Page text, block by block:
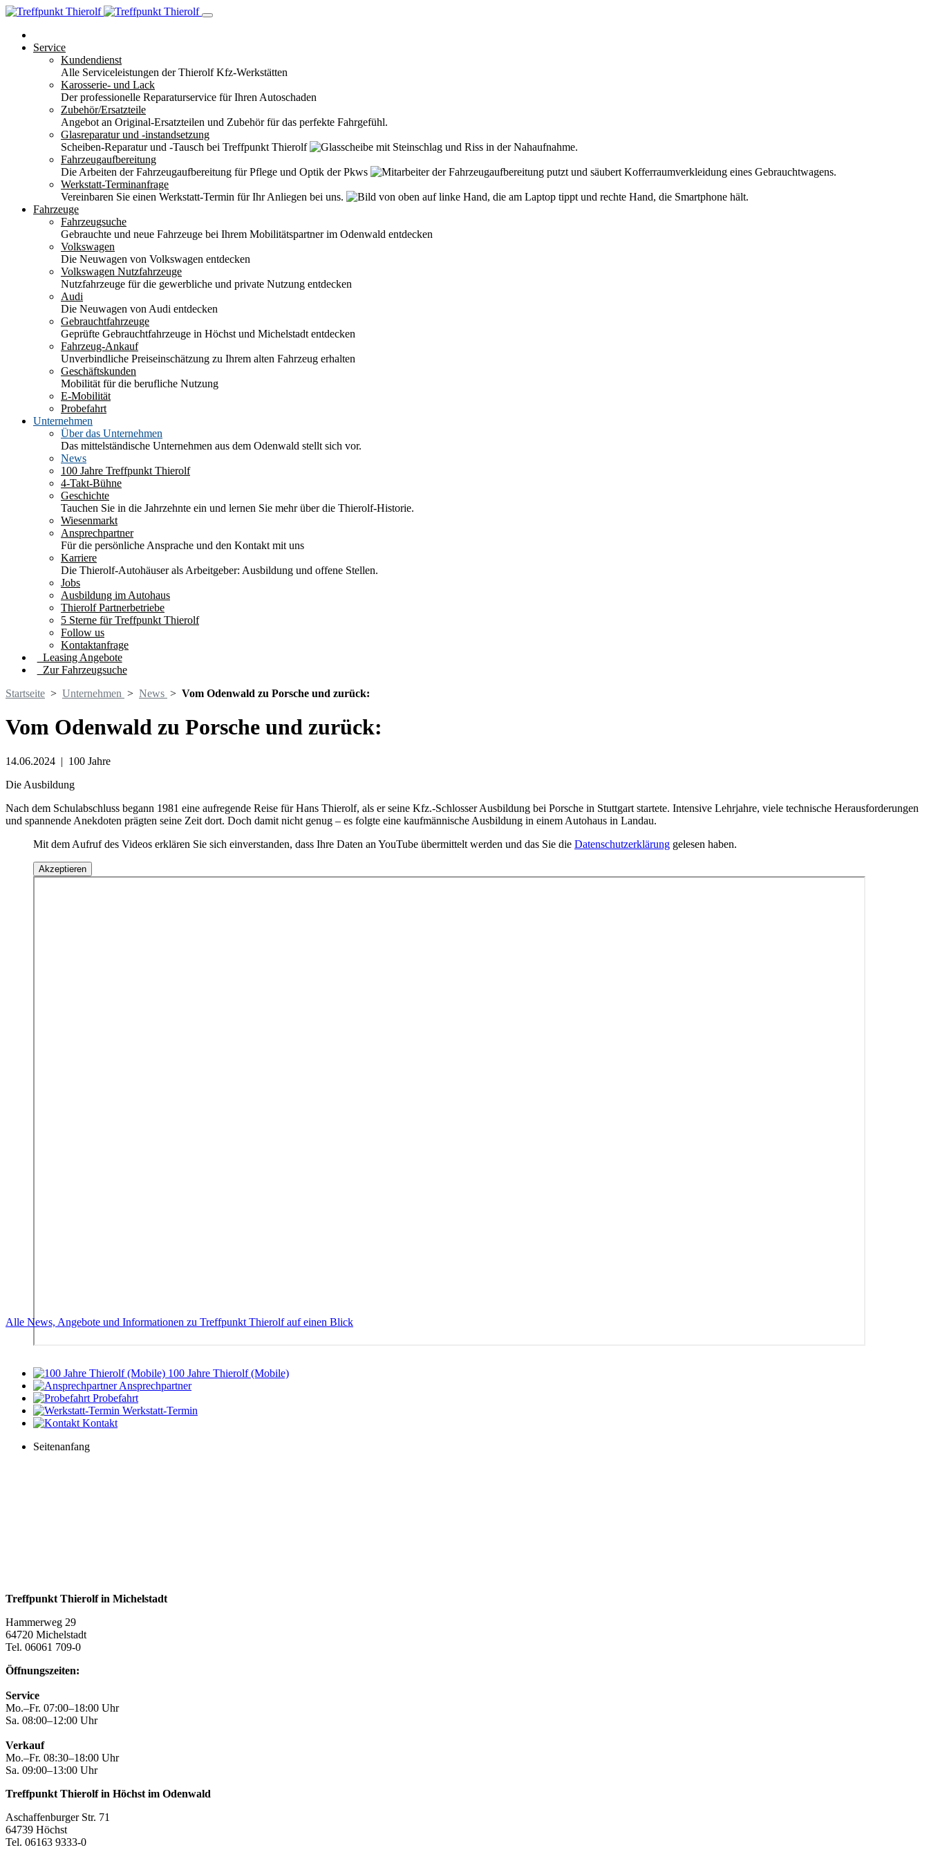
Service
Kundendienst
Alle Serviceleistungen der Thierolf Kfz-Werkstätten
Karosserie- und Lack
Der professionelle Reparaturservice für Ihren Autoschaden
Zubehör/Ersatzteile
Angebot an Original-Ersatzteilen und Zubehör für das perfekte Fahrgefühl.
Glasreparatur und -instandsetzung
Scheiben-Reparatur und -Tausch bei Treffpunkt Thierolf
Fahrzeugaufbereitung
Die Arbeiten der Fahrzeugaufbereitung für Pflege und Optik der Pkws
Werkstatt-Terminanfrage
Vereinbaren Sie einen Werkstatt-Termin für Ihr Anliegen bei uns.
Fahrzeuge
Fahrzeugsuche
Gebrauchte und neue Fahrzeuge bei Ihrem Mobilitätspartner im Odenwald entdecken
Volkswagen
Die Neuwagen von Volkswagen entdecken
Volkswagen Nutzfahrzeuge
Nutzfahrzeuge für die gewerbliche und private Nutzung entdecken
Audi
Die Neuwagen von Audi entdecken
Gebrauchtfahrzeuge
Geprüfte Gebrauchtfahrzeuge in Höchst und Michelstadt entdecken
Fahrzeug-Ankauf
Unverbindliche Preiseinschätzung zu Ihrem alten Fahrzeug erhalten
Geschäftskunden
Mobilität für die berufliche Nutzung
E-Mobilität
Probefahrt
Unternehmen
Über das Unternehmen
Das mittelständische Unternehmen aus dem Odenwald stellt sich vor.
News
100 Jahre Treffpunkt Thierolf
4-Takt-Bühne
Geschichte
Tauchen Sie in die Jahrzehnte ein und lernen Sie mehr über die Thierolf-Historie.
Wiesenmarkt
Ansprechpartner
Für die persönliche Ansprache und den Kontakt mit uns
Karriere
Die Thierolf-Autohäuser als Arbeitgeber: Ausbildung und offene Stellen.
Jobs
Ausbildung im Autohaus
Thierolf Partnerbetriebe
5 Sterne für Treffpunkt Thierolf
Follow us
Kontaktanfrage
Leasing Angebote
Zur Fahrzeugsuche
Startseite > Unternehmen > News > Vom Odenwald zu Porsche und zurück:
Vom Odenwald zu Porsche und zurück:
14.06.2024 | 100 Jahre
Die Ausbildung
Nach dem Schulabschluss begann 1981 eine aufregende Reise für Hans Thierolf, als er seine Kfz.-Schlosser Ausbildung bei Porsche in Stuttgart startete. Intensive Lehrjahre, viele technische Herausforderungen
und spannende Anekdoten prägten seine Zeit dort. Doch damit nicht genug – es folgte eine kaufmännische Ausbildung in einem Autohaus in Landau.
Mit dem Aufruf des Videos erklären Sie sich einverstanden, dass Ihre Daten an YouTube übermittelt werden und das Sie die Datenschutzerklärung gelesen haben.
Alle News, Angebote und Informationen zu Treffpunkt Thierolf auf einen Blick
100 Jahre Thierolf (Mobile)
Ansprechpartner
Probefahrt
Werkstatt-Termin
Kontakt
Seitenanfang
Treffpunkt Thierolf in Michelstadt
Hammerweg 29
64720 Michelstadt
Tel. 06061 709-0
Öffnungszeiten:
Service
Mo.–Fr. 07:00–18:00 Uhr
Sa. 08:00–12:00 Uhr
Verkauf
Mo.–Fr. 08:30–18:00 Uhr
Sa. 09:00–13:00 Uhr
Treffpunkt Thierolf in Höchst im Odenwald
Aschaffenburger Str. 71
64739 Höchst
Tel. 06163 9333-0